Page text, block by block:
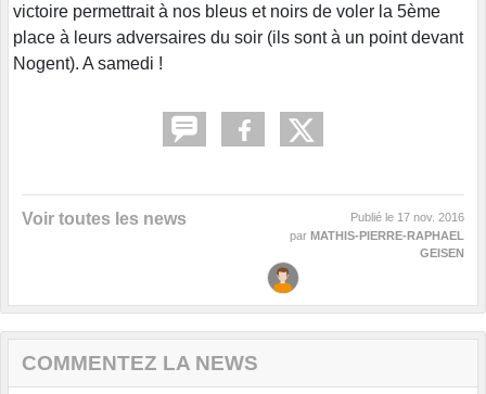
victoire permettrait à nos bleus et noirs de voler la 5ème
place à leurs adversaires du soir (ils sont à un point devant
Nogent). A samedi !
Voir toutes les news Publié le 17 nov. 2016
par MATHIS-PIERRE-RAPHAEL
GEISEN
COMMENTEZ LA NEWS